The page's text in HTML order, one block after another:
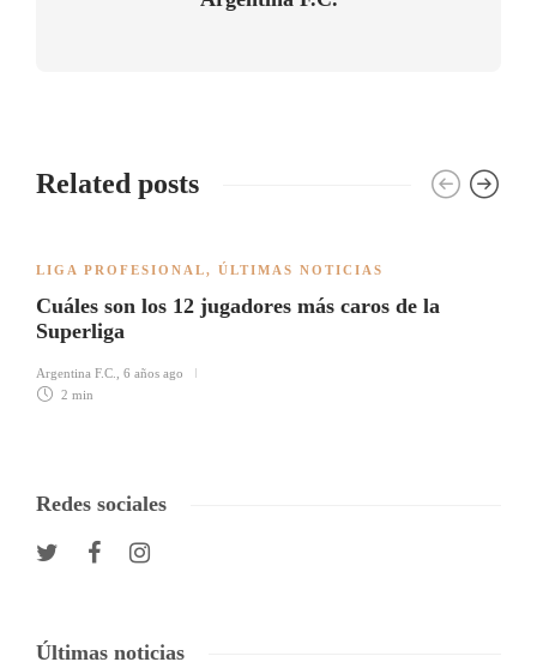
Related posts
LIGA PROFESIONAL, ÚLTIMAS NOTICIAS
Cuáles son los 12 jugadores más caros de la
Superliga
Argentina F.C.
6 años ago
2 min
Redes sociales
Últimas noticias